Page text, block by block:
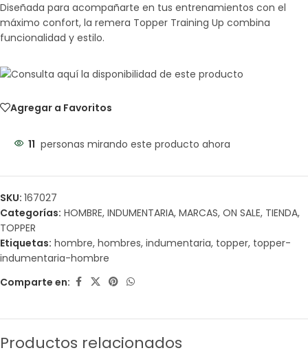
Diseñada para acompañarte en tus entrenamientos con el
máximo confort, la remera Topper Training Up combina
funcionalidad y estilo.
Agregar a Favoritos
11 personas mirando este producto ahora
SKU: 167027
Categorías: HOMBRE, INDUMENTARIA, MARCAS, ON SALE, TIENDA,
TOPPER
Etiquetas: hombre, hombres, indumentaria, topper, topper-
indumentaria-hombre
Comparte en:
Productos relacionados